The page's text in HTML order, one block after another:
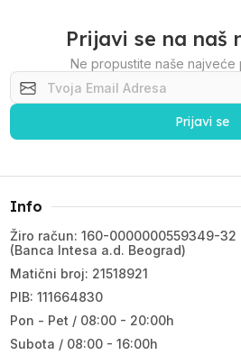
Prijavi se na naš
Ne propustite naše najveće
Prijavi se
Info
Žiro račun: 160-0000000559349-32
(Banca Intesa a.d. Beograd)
Matični broj: 21518921
PIB: 111664830
Pon - Pet / 08:00 - 20:00h
Subota / 08:00 - 16:00h